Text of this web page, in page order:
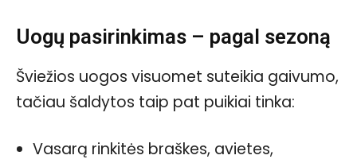
Uogų pasirinkimas – pagal sezoną
Šviežios uogos visuomet suteikia gaivumo,
tačiau šaldytos taip pat puikiai tinka:
Vasarą rinkitės braškes, avietes,